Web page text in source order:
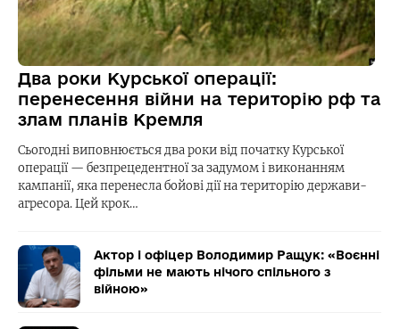
Два роки Курської операції:
перенесення війни на територію рф та
злам планів Кремля
Сьогодні виповнюється два роки від початку Курської
операції — безпрецедентної за задумом і виконанням
кампанії, яка перенесла бойові дії на територію держави-
агресора. Цей крок…
Актор і офіцер Володимир Ращук: «Воєнні
фільми не мають нічого спільного з
війною»